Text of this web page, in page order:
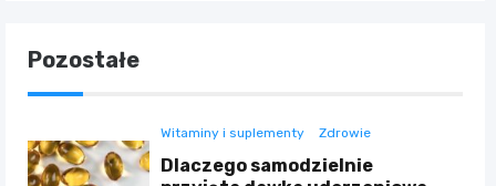
Pozostałe
Witaminy i suplementy Zdrowie
Dlaczego samodzielnie